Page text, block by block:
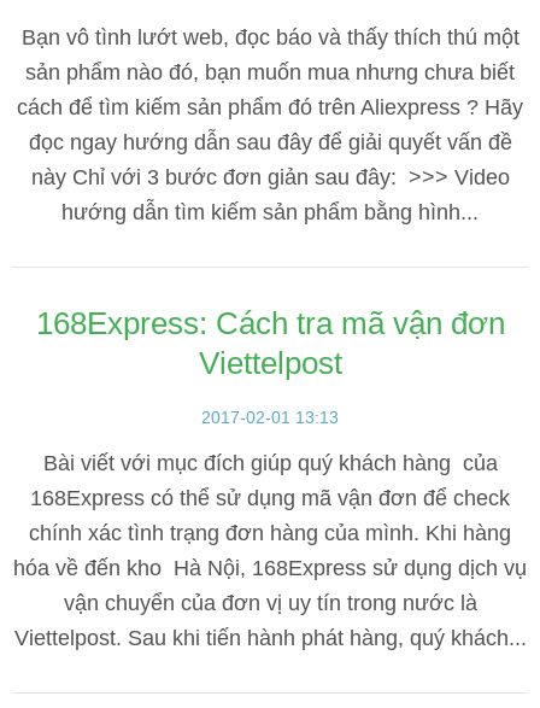
Bạn vô tình lướt web, đọc báo và thấy thích thú một
sản phẩm nào đó, bạn muốn mua nhưng chưa biết
cách để tìm kiếm sản phẩm đó trên Aliexpress ? Hãy
đọc ngay hướng dẫn sau đây để giải quyết vấn đề
này Chỉ với 3 bước đơn giản sau đây: >>> Video
hướng dẫn tìm kiếm sản phẩm bằng hình...
168Express: Cách tra mã vận đơn
Viettelpost
2017-02-01 13:13
Bài viết với mục đích giúp quý khách hàng của
168Express có thể sử dụng mã vận đơn để check
chính xác tình trạng đơn hàng của mình. Khi hàng
hóa về đến kho Hà Nội, 168Express sử dụng dịch vụ
vận chuyển của đơn vị uy tín trong nước là
Viettelpost. Sau khi tiến hành phát hàng, quý khách...